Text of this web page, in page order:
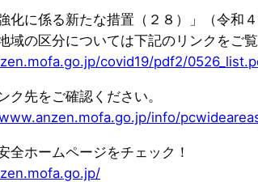
化に係る新たな措置（２８）」（令和
域の区分については下記のリンクをご覧
covid19/pdf2/
ク先をご確認ください。
info/
全ホームページをチェック！